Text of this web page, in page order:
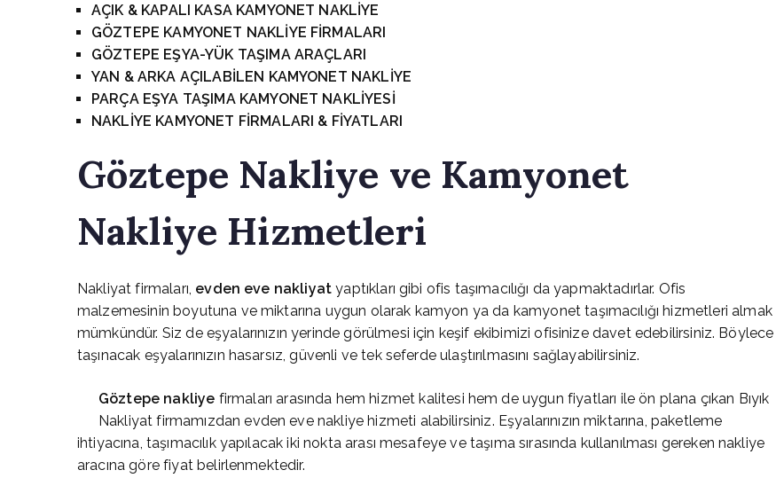
AÇIK & KAPALI KASA KAMYONET NAKLİYE
GÖZTEPE KAMYONET NAKLİYE FİRMALARI
GÖZTEPE EŞYA-YÜK TAŞIMA ARAÇLARI
YAN & ARKA AÇILABİLEN KAMYONET NAKLİYE
PARÇA EŞYA TAŞIMA KAMYONET NAKLİYESİ
NAKLİYE KAMYONET FİRMALARI & FİYATLARI
Göztepe Nakliye ve Kamyonet
Nakliye Hizmetleri
Nakliyat firmaları, evden eve nakliyat yaptıkları gibi ofis taşımacılığı da yapmaktadırlar. Ofis
malzemesinin boyutuna ve miktarına uygun olarak kamyon ya da kamyonet taşımacılığı hizmetleri almak
mümkündür. Siz de eşyalarınızın yerinde görülmesi için keşif ekibimizi ofisinize davet edebilirsiniz. Böylece
taşınacak eşyalarınızın hasarsız, güvenli ve tek seferde ulaştırılmasını sağlayabilirsiniz.
Göztepe nakliye firmaları arasında hem hizmet kalitesi hem de uygun fiyatları ile ön plana çıkan Bıyık
Nakliyat firmamızdan evden eve nakliye hizmeti alabilirsiniz. Eşyalarınızın miktarına, paketleme
ihtiyacına, taşımacılık yapılacak iki nokta arası mesafeye ve taşıma sırasında kullanılması gereken nakliye
aracına göre fiyat belirlenmektedir.